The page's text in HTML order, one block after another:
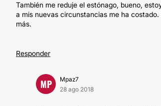
También me reduje el estónago, bueno,
a mis nuevas circunstancias me ha
más.
Responder
MP
Mpaz7
28 ago 2018